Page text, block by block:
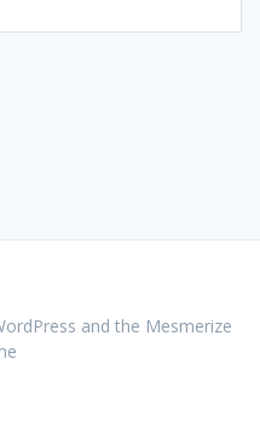
and the Mesmerize